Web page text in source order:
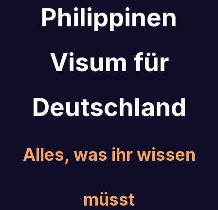
Philippinen
Visum für
Deutschland
Alles, was ihr wissen
müsst